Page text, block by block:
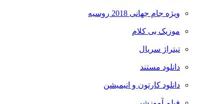
ویژه جام جهانی 2018 روسیه
موزیک بی کلام
تیتراژ سریال
دانلود مستند
دانلود کارتون و انیمیشن